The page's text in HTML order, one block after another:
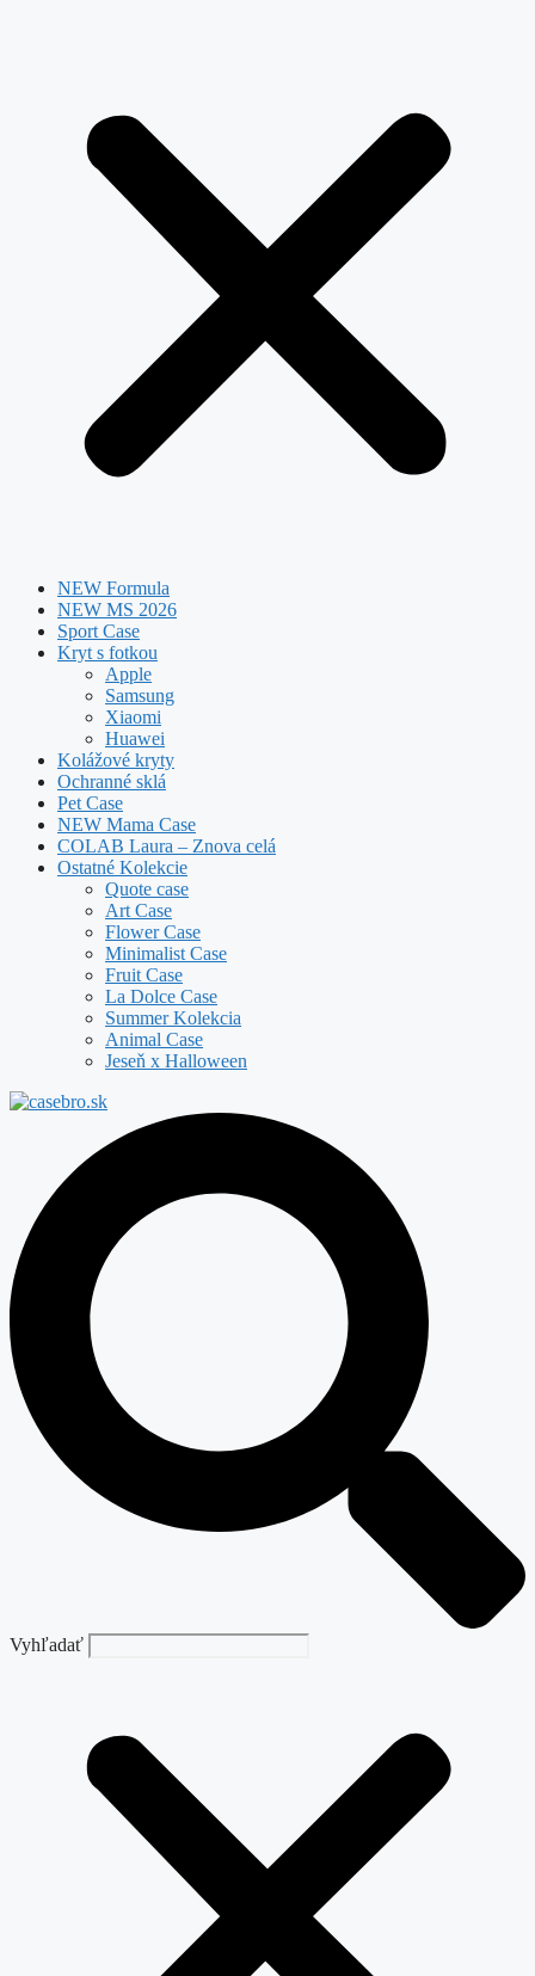
NEW Formula
NEW MS 2026
Sport Case
Kryt s fotkou
Apple
Samsung
Xiaomi
Huawei
Kolážové kryty
Ochranné sklá
Pet Case
NEW Mama Case
COLAB Laura – Znova celá
Ostatné Kolekcie
Quote case
Art Case
Flower Case
Minimalist Case
Fruit Case
La Dolce Case
Summer Kolekcia
Animal Case
Jeseň x Halloween
Vyhľadať